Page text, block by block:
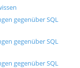
gegenüber SQL
gegenüber SQL
gegenüber SQL